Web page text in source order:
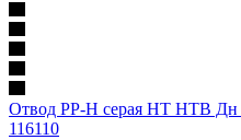
Отвод PP-H серая HT HTB Дн
116110